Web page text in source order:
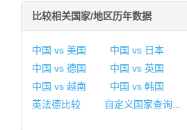
比较相关国家/地区历年数据
中国 vs 美国 中国 vs 日本
中国 vs 德国
中国 vs 英国
中国 vs 越南
中国 vs 韩国
英法德比较
自定义国家查询...